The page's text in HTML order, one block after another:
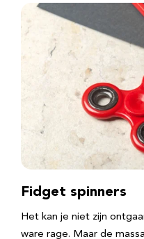
Fidget spinners
Het kan je niet zijn
ware rage. Maar de